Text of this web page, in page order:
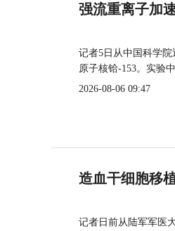
强流重离子加
记者5日从中国科学
原子核铪-153。实验
2026-08-06 09:47
造血干细胞移
记者日前从陆军军医